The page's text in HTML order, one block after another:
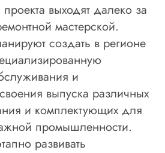
выходят далеко за
мастерской.
создать в регионе
и
выпуска различных
и комплектующих для
промышленности.
развивать